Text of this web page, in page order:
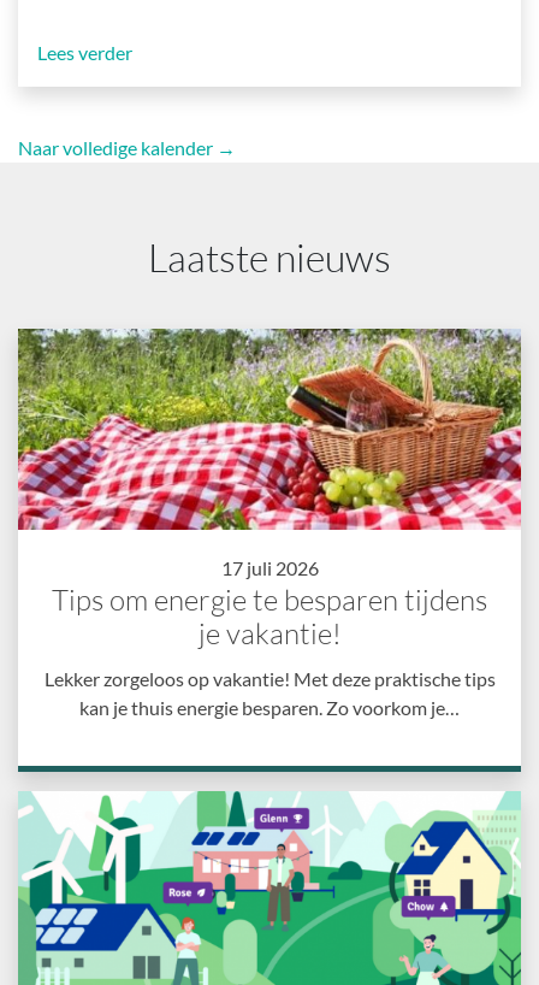
Lees verder
Naar volledige kalender →
Laatste nieuws
17 juli 2026
Tips om energie te besparen tijdens
je vakantie!
Lekker zorgeloos op vakantie! Met deze praktische tips
kan je thuis energie besparen. Zo voorkom je…